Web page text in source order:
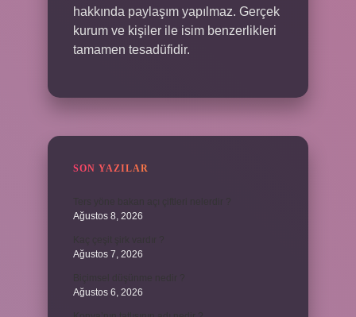
hakkında paylaşım yapılmaz. Gerçek
kurum ve kişiler ile isim benzerlikleri
tamamen tesadüfidir.
SON YAZILAR
Ağustos 8, 2026
Ağustos 7, 2026
Ağustos 6, 2026